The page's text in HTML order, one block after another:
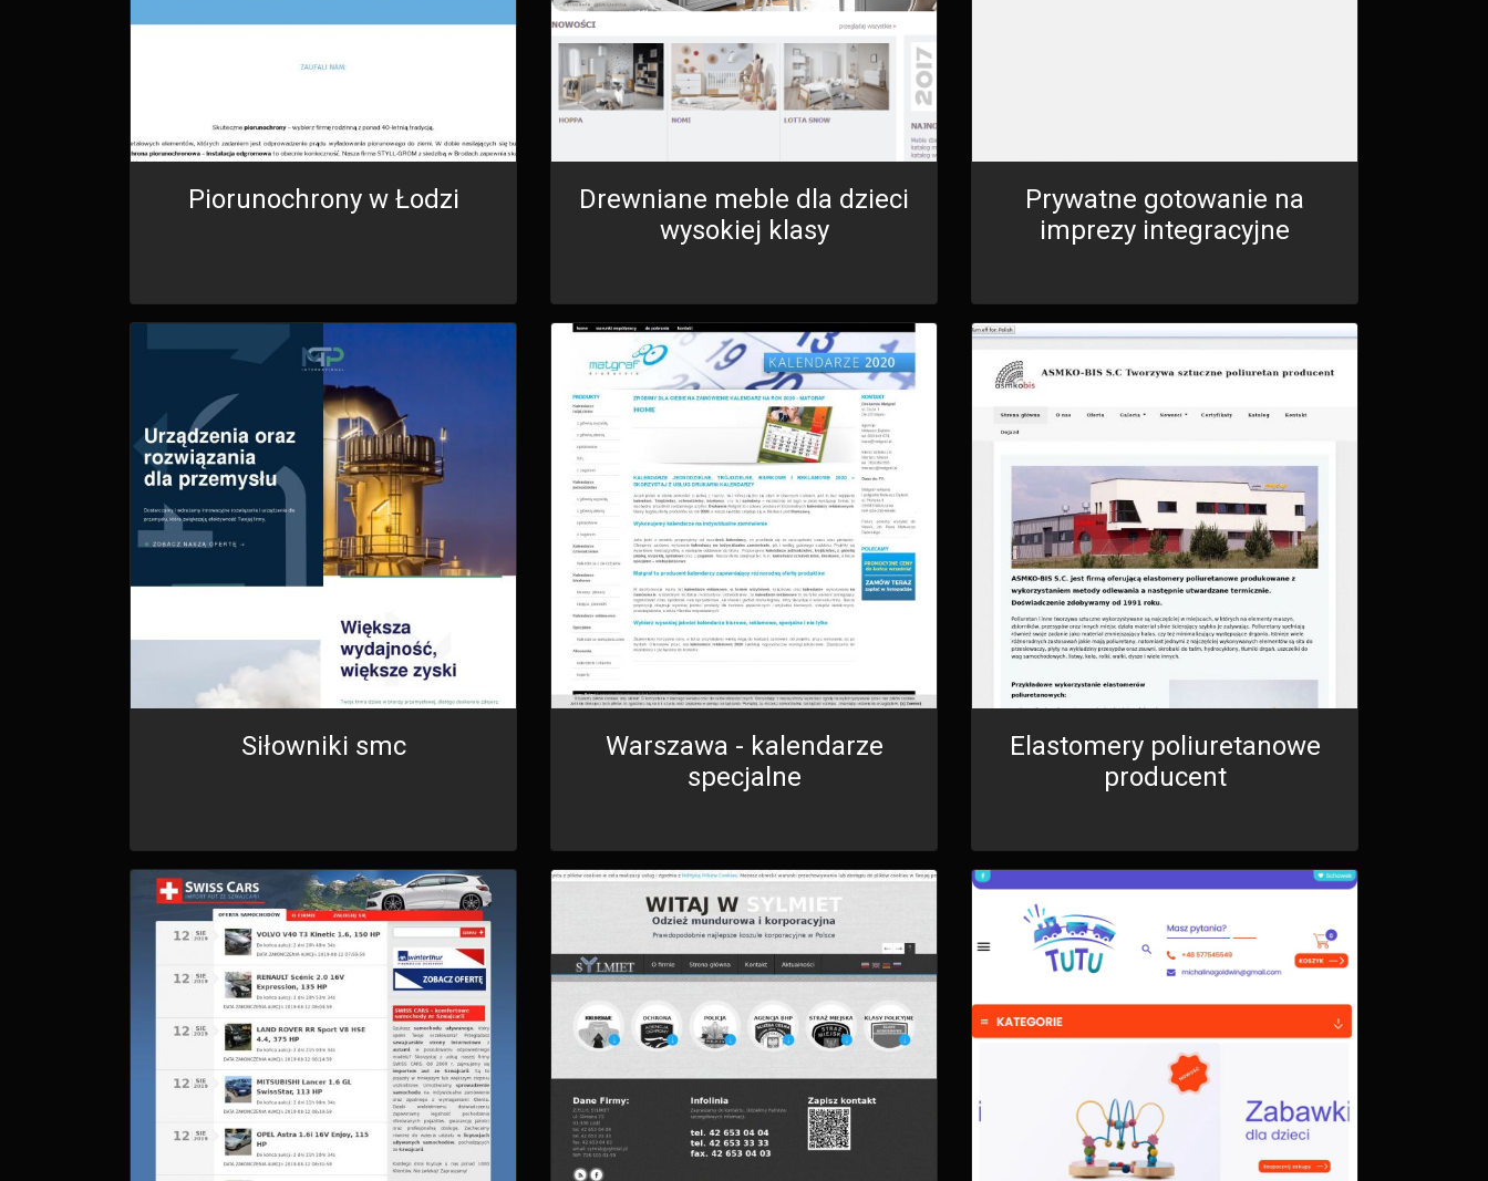
Piorunochrony w Łodzi
Drewniane meble dla dzieci
wysokiej klasy
Prywatne gotowanie na
imprezy integracyjne
Siłowniki smc
Warszawa - kalendarze
specjalne
Elastomery poliuretanowe
producent